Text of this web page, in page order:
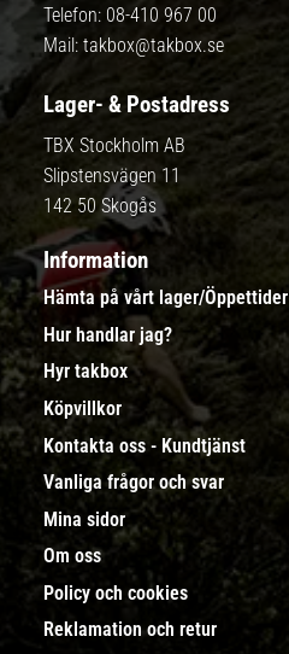
Telefon: 08-410 967 00
Mail: takbox@takbox.se
Lager- & Postadress
TBX Stockholm AB
Slipstensvägen 11
142 50 Skogås
Information
Hämta på vårt lager/Öppettider
Hur handlar jag?
Hyr takbox
Köpvillkor
Kontakta oss - Kundtjänst
Vanliga frågor och svar
Mina sidor
Om oss
Policy och cookies
Reklamation och retur